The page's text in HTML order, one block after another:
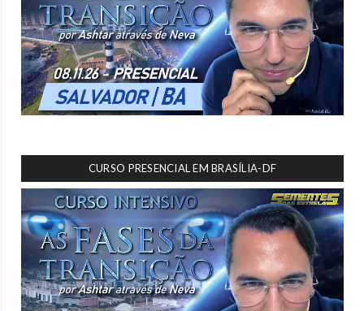
CURSO PRESENCIAL EM BRASÍLIA-DF